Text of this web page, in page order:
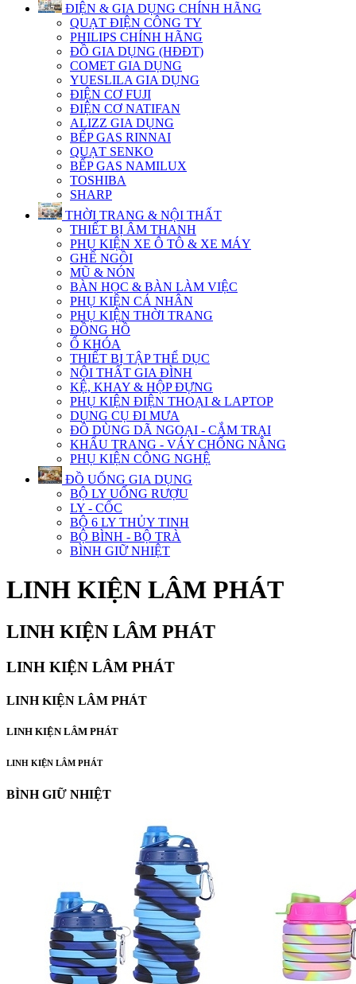
ĐIỆN & GIA DỤNG CHÍNH HÃNG
QUẠT ĐIỆN CÔNG TY
PHILIPS CHÍNH HÃNG
ĐỒ GIA DỤNG (HĐĐT)
COMET GIA DỤNG
YUESLILA GIA DỤNG
ĐIỆN CƠ FUJI
ĐIỆN CƠ NATIFAN
ALIZZ GIA DỤNG
BẾP GAS RINNAI
QUẠT SENKO
BẾP GAS NAMILUX
TOSHIBA
SHARP
THỜI TRANG & NỘI THẤT
THIẾT BỊ ÂM THANH
PHỤ KIỆN XE Ô TÔ & XE MÁY
GHẾ NGỒI
MŨ & NÓN
BÀN HỌC & BÀN LÀM VIỆC
PHỤ KIỆN CÁ NHÂN
PHỤ KIỆN THỜI TRANG
ĐỒNG HỒ
Ổ KHÓA
THIẾT BỊ TẬP THỂ DỤC
NỘI THẤT GIA ĐÌNH
KỆ, KHAY & HỘP ĐỰNG
PHỤ KIỆN ĐIỆN THOẠI & LAPTOP
DỤNG CỤ ĐI MƯA
ĐỒ DÙNG DÃ NGOẠI - CẮM TRẠI
KHẨU TRANG - VÁY CHỐNG NẮNG
PHỤ KIỆN CÔNG NGHỆ
ĐỒ UỐNG GIA DỤNG
BỘ LY UỐNG RƯỢU
LY - CỐC
BỘ 6 LY THỦY TINH
BỘ BÌNH - BỘ TRÀ
BÌNH GIỮ NHIỆT
LINH KIỆN LÂM PHÁT
LINH KIỆN LÂM PHÁT
LINH KIỆN LÂM PHÁT
LINH KIỆN LÂM PHÁT
LINH KIỆN LÂM PHÁT
LINH KIỆN LÂM PHÁT
BÌNH GIỮ NHIỆT